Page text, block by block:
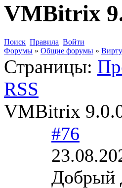
VMBitrix
Поиск Правила Войти
Форумы » Общие форумы »
Страницы:
RSS
VMBitrix
#76
Добрый